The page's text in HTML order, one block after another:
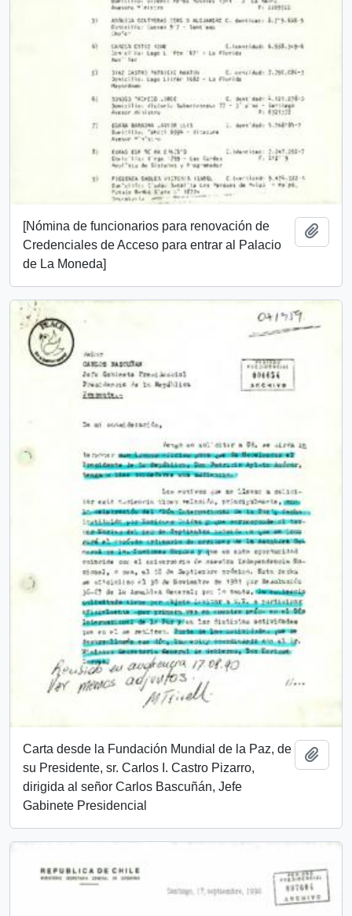
[Nómina de funcionarios para renovación de
Credenciales de Acceso para entrar al Palacio
de La Moneda]
Carta desde la Fundación Mundial de la Paz, de
su Presidente, sr. Carlos I. Castro Pizarro,
dirigida al señor Carlos Bascuñán, Jefe
Gabinete Presidencial